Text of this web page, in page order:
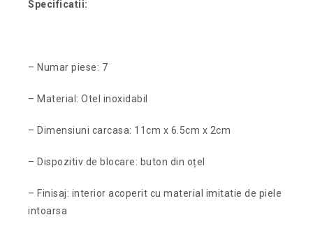
Specificatii:
– Numar piese: 7
– Material: Otel inoxidabil
– Dimensiuni carcasa: 11cm x 6.5cm x 2cm
– Dispozitiv de blocare: buton din oțel
– Finisaj: interior acoperit cu material imitatie de piele
intoarsa